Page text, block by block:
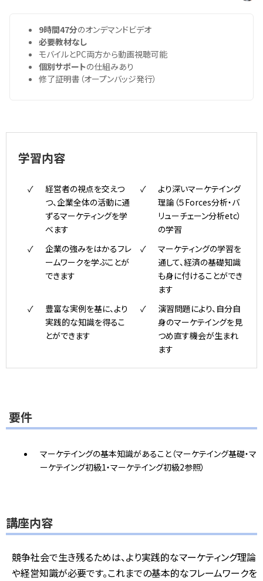
9時間47分のオンデマンドビデオ
必要教材なし
モバイルとPC両方から動画視聴可能
個別サポートの仕組みあり
修了証明書（オープンバッジ発行）
学習内容
経営者の視点を交えつ
つ、企業全体の活動に通
ずるマーケティングを学
べます
より深いマーケテイング
理論（５Forces分析・バ
リューチェーン分析etc）
の学習
企業の強みをはかるフレ
ームワークを学ぶことが
できます
マーケティングの学習を
通して、経済の基礎知識
も身に付けることができ
ます
豊富な実例を基に、より
実践的な知識を得るこ
とができます
演習問題により、自分自
身のマーケテイングを見
つめ直す機会が生まれ
ます
要件
マーケテイングの基本知識があること（マーケテイング基礎・マ
ーケテイング初級1・マーケテイング初級2参照）
講座内容
競争社会で生き残るためは、より実践的なマーケティング理論
や経営知識が必要です。これまでの基本的なフレームワークを